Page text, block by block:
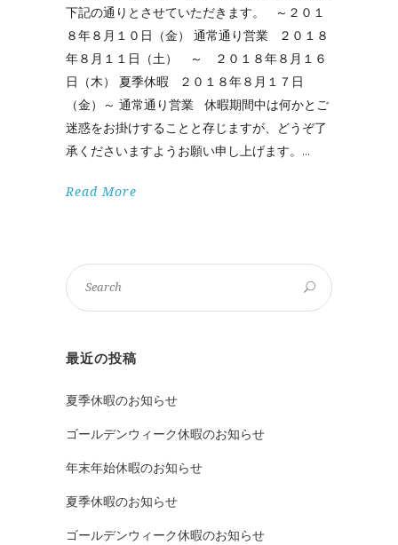
下記の通りとさせていただきます。 ～２０１
８年８月１０日（金） 通常通り営業 ２０１８
年８月１１日（土） ～ ２０１８年８月１６
日（木） 夏季休暇 ２０１８年８月１７日
（金）～ 通常通り営業 休暇期間中は何かとご
迷惑をお掛けすることと存じますが、どうぞ了
承くださいますようお願い申し上げます。
Read More
最近の投稿
夏季休暇のお知らせ
ゴールデンウィーク休暇のお知らせ
年末年始休暇のお知らせ
夏季休暇のお知らせ
ゴールデンウィーク休暇のお知らせ